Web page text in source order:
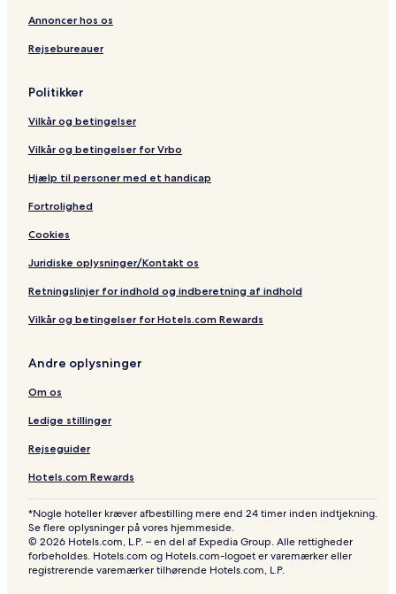
Annoncer hos os
Rejsebureauer
Politikker
Vilkår og betingelser
Vilkår og betingelser for Vrbo
Hjælp til personer med et handicap
Fortrolighed
Cookies
Juridiske oplysninger/Kontakt os
Retningslinjer for indhold og indberetning af indhold
Vilkår og betingelser for Hotels.com Rewards
Andre oplysninger
Om os
Ledige stillinger
Rejseguider
Hotels.com Rewards
*Nogle hoteller kræver afbestilling mere end 24 timer inden indtjekning.
Se flere oplysninger på vores hjemmeside.
© 2026 Hotels.com, L.P. – en del af Expedia Group. Alle rettigheder
forbeholdes. Hotels.com og Hotels.com-logoet er varemærker eller
registrerende varemærker tilhørende Hotels.com, L.P.